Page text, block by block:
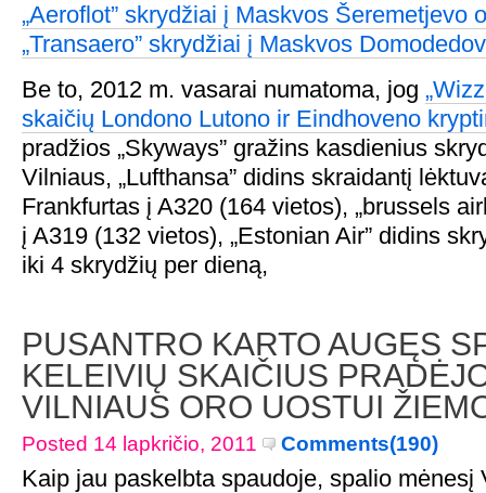
„Aeroflot” skrydžiai į Maskvos Šeremetjevo
„Transaero” skrydžiai į Maskvos
Be to, 2012 m. vasarai numatoma, jog
skaičių Londono Lutono ir Eindhoveno
pradžios „Skyways” gražins kasdienius
Vilniaus, „Lufthansa” didins skraidantį
Frankfurtas į A320 (164 vietos), „brussels
į A319 (132 vietos), „Estonian Air” didins
iki 4 skrydžių per dieną,
PUSANTRO KARTO AUGĘS
KELEIVIŲ SKAIČIUS
VILNIAUS ORO UOSTUI
Posted 14 lapkričio, 2011 Comments(190)
Kaip jau paskelbta spaudoje, spalio mėnesį